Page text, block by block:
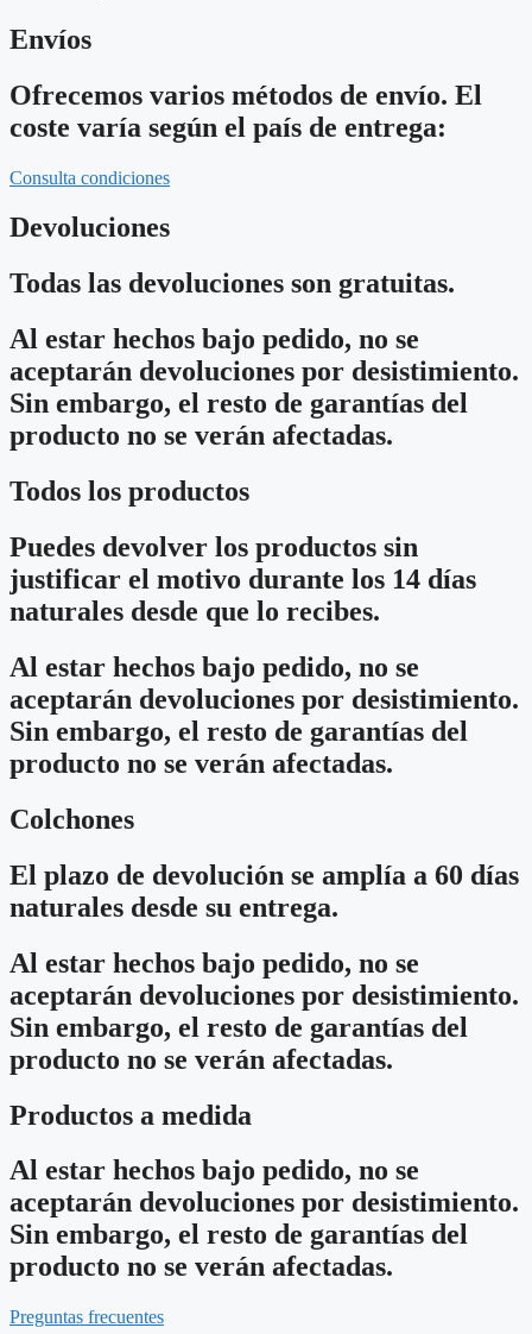
Envíos
Ofrecemos varios métodos de envío. El
coste varía según el país de entrega:
Consulta condiciones
Devoluciones
Todas las devoluciones son gratuitas.
Al estar hechos bajo pedido, no se
aceptarán devoluciones por desistimiento.
Sin embargo, el resto de garantías del
producto no se verán afectadas.
Todos los productos
Puedes devolver los productos sin
justificar el motivo durante los 14 días
naturales desde que lo recibes.
Al estar hechos bajo pedido, no se
aceptarán devoluciones por desistimiento.
Sin embargo, el resto de garantías del
producto no se verán afectadas.
Colchones
El plazo de devolución se amplía a 60 días
naturales desde su entrega.
Al estar hechos bajo pedido, no se
aceptarán devoluciones por desistimiento.
Sin embargo, el resto de garantías del
producto no se verán afectadas.
Productos a medida
Al estar hechos bajo pedido, no se
aceptarán devoluciones por desistimiento.
Sin embargo, el resto de garantías del
producto no se verán afectadas.
Preguntas frecuentes